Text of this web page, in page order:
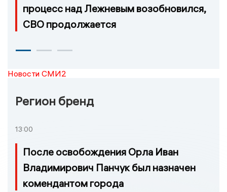
процесс над Лежневым возобновился,
СВО продолжается
Новости СМИ2
Регион бренд
13:00
После освобождения Орла Иван
Владимирович Панчук был назначен
комендантом города